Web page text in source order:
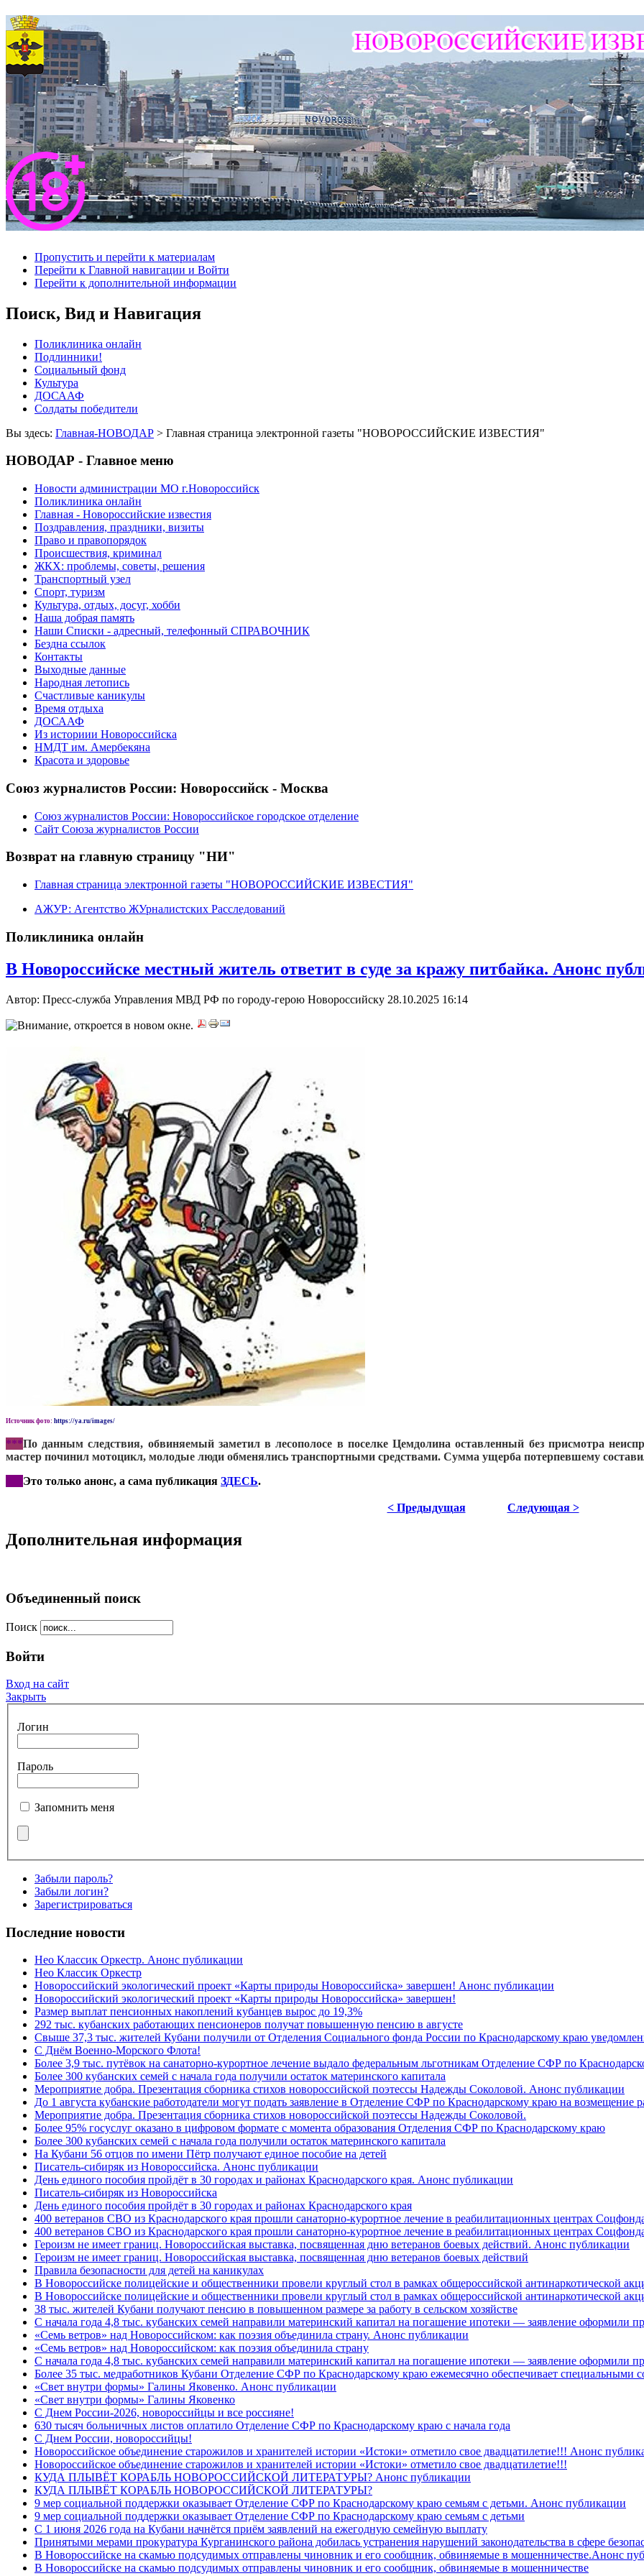
Пропустить и перейти к материалам
Перейти к Главной навигации и Войти
Перейти к дополнительной информации
Поиск, Вид и Навигация
Поликлиника онлайн
Подлинники!
Социальный фонд
Культура
ДОСААФ
Солдаты победители
Вы здесь: Главная-НОВОДАР > Главная страница электронной газеты "НОВОРОССИЙСКИЕ ИЗВЕСТИЯ"
НОВОДАР - Главное меню
Новости администрации МО г.Новороссийск
Поликлиника онлайн
Главная - Новороссийские известия
Поздравления, праздники, визиты
Право и правопорядок
Происшествия, криминал
ЖКХ: проблемы, советы, решения
Транспортный узел
Спорт, туризм
Культура, отдых, досуг, хобби
Наша добрая память
Наши Списки - адресный, телефонный СПРАВОЧНИК
Бездна ссылок
Контакты
Выходные данные
Народная летопись
Счастливые каникулы
Время отдыха
ДОСААФ
Из историии Новороссийска
НМДТ им. Амербекяна
Красота и здоровье
Союз журналистов России: Новороссийск - Москва
Союз журналистов России: Новороссийское городское отделение
Сайт Союза журналистов России
Возврат на главную страницу "НИ"
Главная страница электронной газеты "НОВОРОССИЙСКИЕ ИЗВЕСТИЯ"
АЖУР: Агентство ЖУрналистских Расследований
Поликлиника онлайн
В Новороссийске местный житель ответит в суде за кражу питбайка. Анонс
Автор: Пресс-служба Управления МВД РФ по городу-герою Новороссийску 28.10.2025 16:14
Источник фото: https://ya.ru/images/
***По данным следствия, обвиняемый заметил в лесополосе в поселке Цемдолина оставленный без присмотра
мастер починил мотоцикл, молодые люди обменялись транспортными средствами. Сумма ущерба потерпевшему
Это только анонс, а сама публикация ЗДЕСЬ.
< Предыдущая Следующая >
Дополнительная информация
Объединенный поиск
Поиск
Войти
Вход на сайт
Закрыть
Логин
Пароль
Запомнить меня
Забыли пароль?
Забыли логин?
Зарегистрироваться
Последние новости
Нео Классик Оркестр. Анонс публикации
Нео Классик Оркестр
Новороссийский экологический проект «Карты природы Новороссийска» завершен! Анонс публикации
Новороссийский экологический проект «Карты природы Новороссийска» завершен!
Размер выплат пенсионных накоплений кубанцев вырос до 19,3%
292 тыс. кубанских работающих пенсионеров получат повышенную пенсию в августе
Свыше 37,3 тыс. жителей Кубани получили от Отделения Социального фонда России по Краснодарскому краю
C Днём Военно-Морского Флота!
Более 3,9 тыс. путёвок на санаторно-курортное лечение выдало федеральным льготникам Отделение СФР по
Более 300 кубанских семей с начала года получили остаток материнского капитала
Мероприятие добра. Презентация сборника стихов новороссийской поэтессы Надежды Соколовой. Анонс публикации
До 1 августа кубанские работодатели могут подать заявление в Отделение СФР по Краснодарскому краю на возмещение
Мероприятие добра. Презентация сборника стихов новороссийской поэтессы Надежды Соколовой.
Более 95% госуслуг оказано в цифровом формате с момента образования Отделения СФР по Краснодарскому краю
Более 300 кубанских семей с начала года получили остаток материнского капитала
На Кубани 56 отцов по имени Пётр получают единое пособие на детей
Писатель-сибиряк из Новороссийска. Анонс публикации
День единого пособия пройдёт в 30 городах и районах Краснодарского края. Анонс публикации
Писатель-сибиряк из Новороссийска
День единого пособия пройдёт в 30 городах и районах Краснодарского края
400 ветеранов СВО из Краснодарского края прошли санаторно-курортное лечение в реабилитационных центрах
400 ветеранов СВО из Краснодарского края прошли санаторно-курортное лечение в реабилитационных центрах
Героизм не имеет границ. Новороссийская выставка, посвященная дню ветеранов боевых действий. Анонс публикации
Героизм не имеет границ. Новороссийская выставка, посвященная дню ветеранов боевых действий
Правила безопасности для детей на каникулах
В Новороссийске полицейские и общественники провели круглый стол в рамках общероссийской антинаркотической
В Новороссийске полицейские и общественники провели круглый стол в рамках общероссийской антинаркотической
38 тыс. жителей Кубани получают пенсию в повышенном размере за работу в сельском хозяйстве
С начала года 4,8 тыс. кубанских семей направили материнский капитал на погашение ипотеки — заявление оформили
«Семь ветров» над Новороссийском: как поэзия объединила страну. Анонс публикации
«Семь ветров» над Новороссийском: как поэзия объединила страну
С начала года 4,8 тыс. кубанских семей направили материнский капитал на погашение ипотеки — заявление оформили
Более 35 тыс. медработников Кубани Отделение СФР по Краснодарскому краю ежемесячно обеспечивает специальными
«Свет внутри формы» Галины Яковенко. Анонс публикации
«Свет внутри формы» Галины Яковенко
C Днем России-2026, новороссийцы и все россияне!
630 тысяч больничных листов оплатило Отделение СФР по Краснодарскому краю с начала года
C Днем России, новороссийцы!
Новороссийское объединение старожилов и хранителей истории «Истоки» отметило свое двадцатилетие!!! Анонс
Новороссийское объединение старожилов и хранителей истории «Истоки» отметило свое двадцатилетие!!!
КУДА ПЛЫВЁТ КОРАБЛЬ НОВОРОССИЙСКОЙ ЛИТЕРАТУРЫ? Анонс публикации
КУДА ПЛЫВЁТ КОРАБЛЬ НОВОРОССИЙСКОЙ ЛИТЕРАТУРЫ?
9 мер социальной поддержки оказывает Отделение СФР по Краснодарскому краю семьям с детьми. Анонс публикации
9 мер социальной поддержки оказывает Отделение СФР по Краснодарскому краю семьям с детьми
С 1 июня 2026 года на Кубани начнётся приём заявлений на ежегодную семейную выплату
Принятыми мерами прокуратура Курганинского района добилась устранения нарушений законодательства в сфере
В Новороссийске на скамью подсудимых отправлены чиновник и его сообщник, обвиняемые в мошенничестве.Анонс
В Новороссийске на скамью подсудимых отправлены чиновник и его сообщник, обвиняемые в мошенничестве